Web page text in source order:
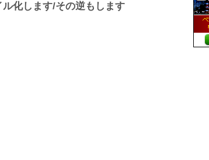
化します/その逆もします